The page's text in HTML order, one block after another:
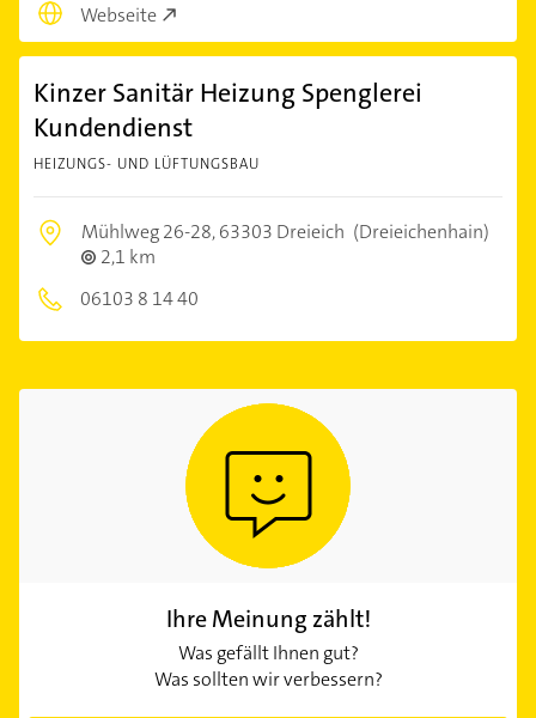
Webseite
Kinzer Sanitär Heizung Spenglerei
Kundendienst
HEIZUNGS- UND LÜFTUNGSBAU
Mühlweg 26-28,63303 Dreieich (Dreieichenhain)
2,1 km
06103 8 14 40
Ihre Meinung zählt!
Was gefällt Ihnen gut?
Was sollten wir verbessern?